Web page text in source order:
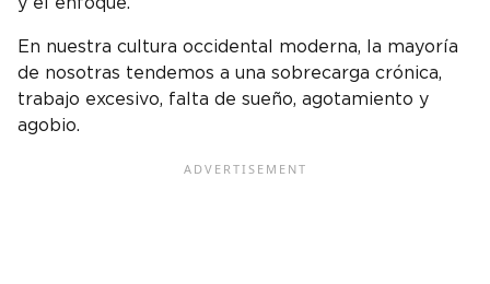
En nuestra cultura occidental moderna, la mayoría
de nosotras tendemos a una sobrecarga crónica,
trabajo excesivo, falta de sueño, agotamiento y
agobio.